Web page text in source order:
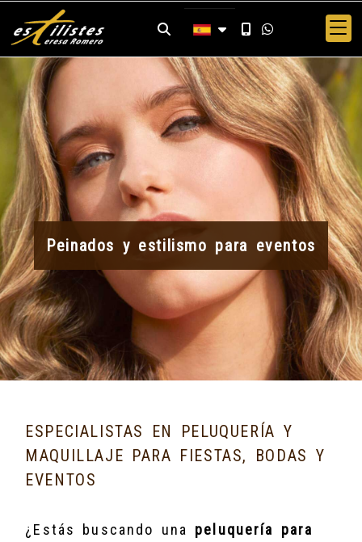
Peinados y estilismo para eventos
ESPECIALISTAS EN PELUQUERÍA Y
MAQUILLAJE PARA FIESTAS, BODAS Y
EVENTOS
¿Estás buscando una peluquería para